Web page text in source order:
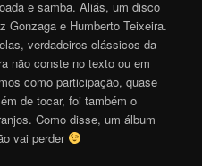
e samba. Aliás, um disco
Gonzaga e Humberto Teixeira.
verdadeiros clássicos da
não conste no texto ou em
como participação, quase
de tocar, foi também o
Como disse, um álbum
vai perder